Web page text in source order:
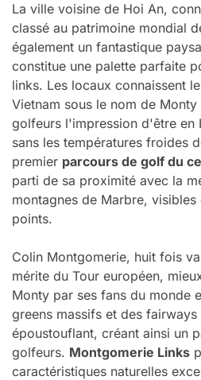
La ville voisine de Hoi An,
classé au patrimoine mondial
également un fantastique
constitue une palette parfaite
links. Les locaux connaissent
Vietnam sous le nom de
golfeurs l'impression d'être en
sans les températures froides
premier parcours de golf du
parti de sa proximité avec la
montagnes de Marbre,
points.
Colin Montgomerie, huit fois
mérite du Tour européen,
Monty par ses fans du monde
greens massifs et des
époustouflant, créant ainsi un
golfeurs. Montgomerie Links
caractéristiques naturelles